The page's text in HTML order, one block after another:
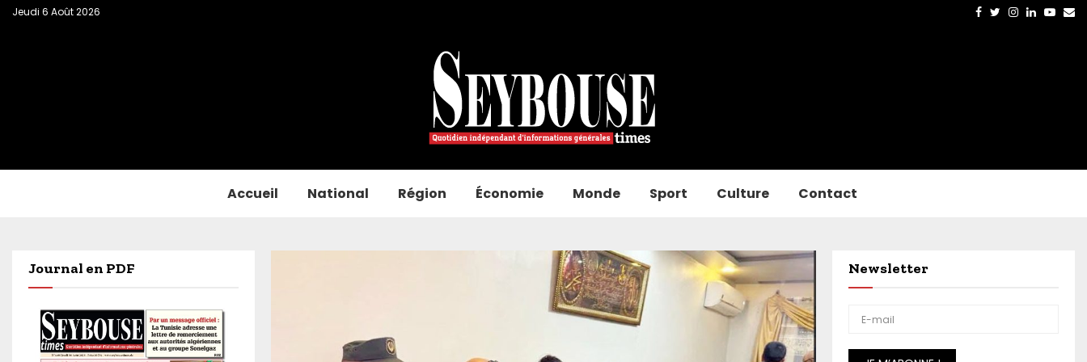
Jeudi 6 Août 2026 Facebook
Twitter
Instagram
Linkedin
Accueil National Région Économie Monde Sport Culture Contact
Journal en PDF Newsletter